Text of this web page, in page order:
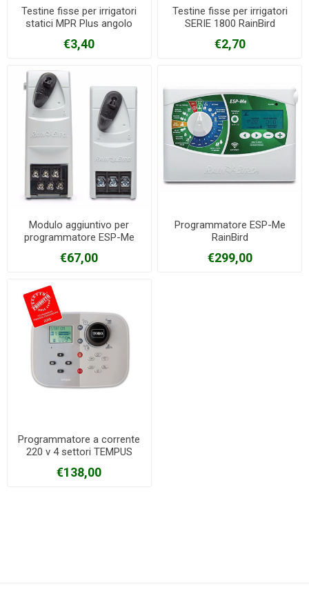
Testine fisse per irrigatori
statici MPR Plus angolo
€3,40
Testine fisse per irrigatori
SERIE 1800 RainBird
€2,70
Modulo aggiuntivo per
programmatore ESP-Me
€67,00
Programmatore ESP-Me
RainBird
€299,00
Programmatore a corrente
220 v 4 settori TEMPUS
€138,00